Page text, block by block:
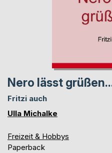
Nero lässt
Fritzi auch
Ulla Michalke
Freizeit & Hobbys
Paperback